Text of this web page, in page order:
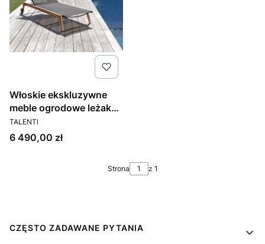
Włoskie ekskluzywne
meble ogrodowe leżak
Moon Teak
PRODUCENT
TALENTI
Cena
6 490,00 zł
Strona z 1
Linki w stopce
CZĘSTO ZADAWANE PYTANIA